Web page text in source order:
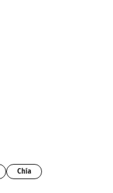
Chía